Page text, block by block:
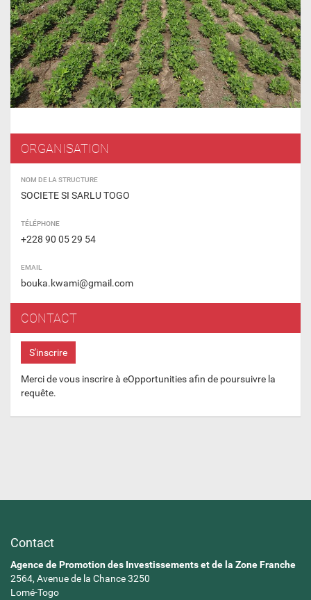
ORGANISATION
NOM DE LA STRUCTURE
SOCIETE SI SARLU TOGO
TÉLÉPHONE
+228 90 05 29 54
EMAIL
bouka.kwami@gmail.com
CONTACT
S'inscrire
Merci de vous inscrire à eOpportunities afin de poursuivre la
requête.
Contact
Agence de Promotion des Investissements et de la Zone Franche
2564, Avenue de la Chance 3250
Lomé-Togo